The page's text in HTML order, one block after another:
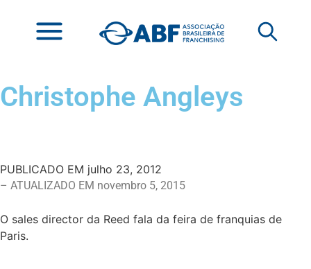
Christophe Angleys
PUBLICADO EM julho 23, 2012
– ATUALIZADO EM novembro 5, 2015
O sales director da Reed fala da feira de franquias de
Paris.